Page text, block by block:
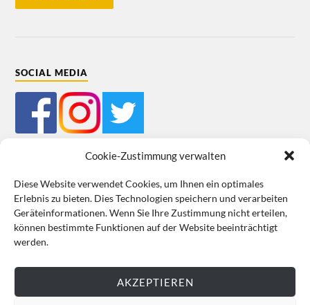
Cookie-Zustimmung verwalten
Diese Website verwendet Cookies, um Ihnen ein optimales
Erlebnis zu bieten. Dies Technologien speichern und verarbeiten
Geräteinformationen. Wenn Sie Ihre Zustimmung nicht erteilen,
können bestimmte Funktionen auf der Website beeinträchtigt
werden.
AKZEPTIEREN
SOCIAL MEDIA
Mein Bestellkonto Kundeninformationen Datenschutz
Cookie-Richtlinie (EU) Impressum
VERTRAG WIDERRUFEN